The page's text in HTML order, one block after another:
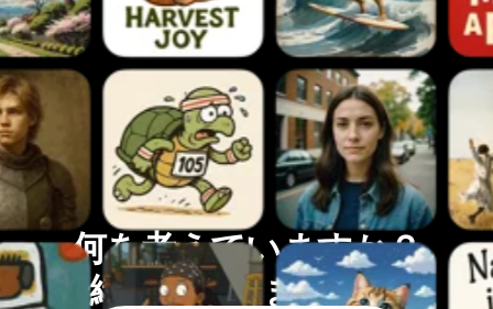
何を考えていますか？
一緒に実現しましょう。